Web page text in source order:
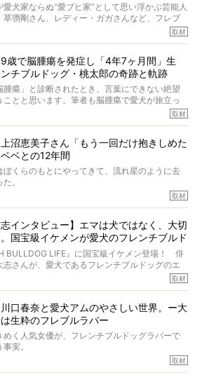
愛犬家ならぬ“愛ブヒ家”として思い浮かぶ芸能人
草彅剛さん、レディー・ガガさんなど、フレブ
いる方が多いと思います。が、ロッチ中岡さん
タグラムを覗くと、たくさんのフレブルアカウ
ーされていて、わが『FRENCH BULLDOG
ルのnicoやトーラスも、その中の一頭。
さんに、フレブルの魅力を語っていただきまし
ヒ愛っぷりは、思ってた以上！ ガチ中のガチ
取材
9歳で脳腫瘍を発症し「4年7ヶ月間」生
チブルドッグ・桃太郎の奇跡と軌跡
腫瘍」と診断されたとき、言葉にできない絶望
ことと思います。筆者も脳腫瘍で愛犬が旅立っ
だからこそ、どれほど厄介で困難な病気かを理
フレンチブルドッグの桃太郎は9歳で脳腫瘍を発
と4年7ヶ月間も生き抜いたのです。旅立ったと
13歳と11ヶ月、レジェンド級のレジェンドでし
は、治療後3年間は一度も発作が起きなかったと
フレンチブルドッグだけでなく、脳腫瘍と闘う
ナーである佐藤さんご夫婦に、治療の選択やケ
詳しくお話しをうかがいました。
取材
上沼恵美子さん「もう一回だけ抱きしめた
ベとの12年間
ぼくらのもとにやってきて、流れ星のように去
。
と思う。
をいますぐ解消することはできないが、話をき
たり笑ったりするのもいいだろう。
った、こんなにいい子だった、ほんとうに愛し
沼恵美子さんのご自宅へ伺って、お話をきこう
取材
志インタビュー】エマは犬ではなく、大切
国宝級イケメンが愛犬のフレンチブルド
緒に登場
BULLDOG LIFE』に国宝級イケメン登場！ 俳
志さんが、愛犬であるフレンチブルドッグのエ
2歳の女の子）にメロメロとの情報を聞きつけ、
ドが次から次へと飛び出しました。
取材
川口春奈と愛犬アムのやさしい世界。ー大
生粋のフレブルラバー
めく人気女優が、フレンチブルドッグラバーで
実。
取材